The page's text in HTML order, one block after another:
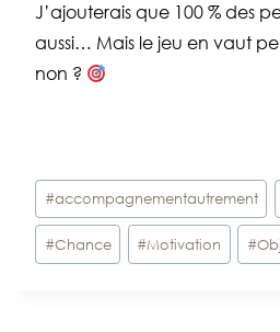
J’ajouterais que 100 % des
aussi… Mais le jeu en vaut
non ?
Étiquettes
de
la
#accompagnementautrement
#Chance #Motivation #